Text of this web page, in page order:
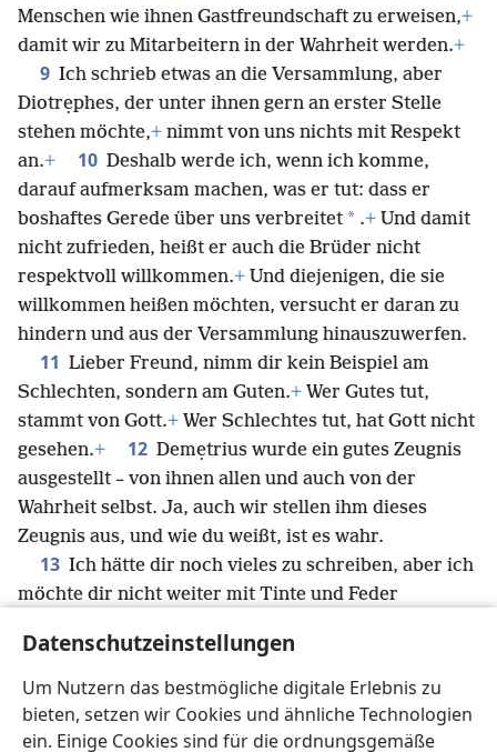
Datenschutzeinstellungen
Um Nutzern das bestmögliche digitale Erlebnis zu
bieten, setzen wir Cookies und ähnliche Technologien
ein. Einige Cookies sind für die ordnungsgemäße
Menschen wie ihnen Gastfreundschaft zu erweisen,+
damit wir zu Mitarbeitern in der Wahrheit werden.+
9 Ich schrieb etwas an die Versammlung, aber
Diotrẹphes, der unter ihnen gern an erster Stelle
stehen möchte,+ nimmt von uns nichts mit Respekt
an.+ 10 Deshalb werde ich, wenn ich komme,
darauf aufmerksam machen, was er tut: dass er
boshaftes Gerede über uns verbreitet * .+ Und damit
nicht zufrieden, heißt er auch die Brüder nicht
respektvoll willkommen.+ Und diejenigen, die sie
willkommen heißen möchten, versucht er daran zu
hindern und aus der Versammlung hinauszuwerfen.
11 Lieber Freund, nimm dir kein Beispiel am
Schlechten, sondern am Guten.+ Wer Gutes tut,
stammt von Gott.+ Wer Schlechtes tut, hat Gott nicht
gesehen.+ 12 Demẹtrius wurde ein gutes Zeugnis
ausgestellt – von ihnen allen und auch von der
Wahrheit selbst. Ja, auch wir stellen ihm dieses
Zeugnis aus, und wie du weißt, ist es wahr.
13 Ich hätte dir noch vieles zu schreiben, aber ich
möchte dir nicht weiter mit Tinte und Feder
und wir werden von Angesicht zu Angesicht reden.
Ich wünsche dir Frieden!
Die Freunde lassen dich grüßen. Grüß die Freunde
persönlich * von mir.